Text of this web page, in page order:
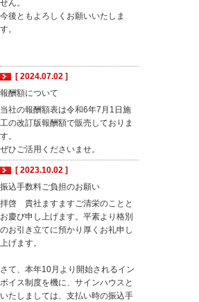
せん。
今後ともよろしくお願いいたしま
す。
[ 2024.07.02 ]
報酬額について
当社の報酬額表は令和6年7月1日施
工の改訂版報酬額で販売しておりま
す。
ぜひご活用くださいませ。
[ 2023.10.02 ]
振込手数料ご負担のお願い
拝啓 貴社ますますご清栄のことと
お慶び申し上げます。平素より格別
のお引き立てに預かり厚くお礼申し
上げます。
さて、本年10月より開始されるイン
ボイス制度を機に、サインハウスと
いたしましては、支払い時の振込手